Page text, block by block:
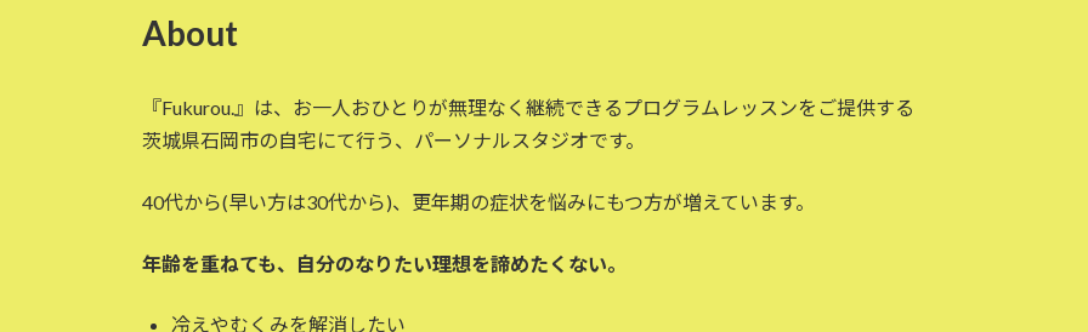
About
『Fukurou.』は、お一人おひとりが無理なく継続できるプログラムレッスンをご提供する
茨城県石岡市の自宅にて行う、パーソナルスタジオです。
40代から(早い方は30代から)、更年期の症状を悩みにもつ方が増えています。
年齢を重ねても、自分のなりたい理想を諦めたくない。
冷えやむくみを解消したい